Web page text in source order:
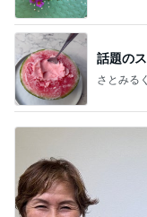
話題の
さとみる